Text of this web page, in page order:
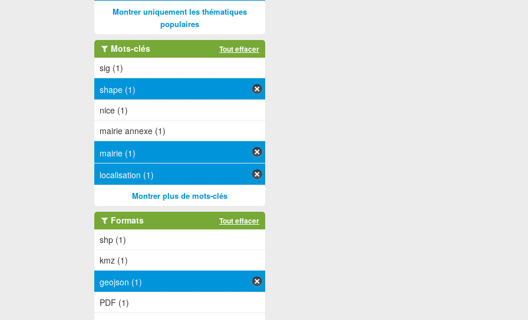
Montrer uniquement les thématiques
populaires
Mots-clés Tout effacer
sig (1)
shape (1)
nice (1)
mairie annexe (1)
mairie (1)
localisation (1)
Montrer plus de mots-clés
Formats Tout effacer
shp (1)
kmz (1)
geojson (1)
PDF (1)